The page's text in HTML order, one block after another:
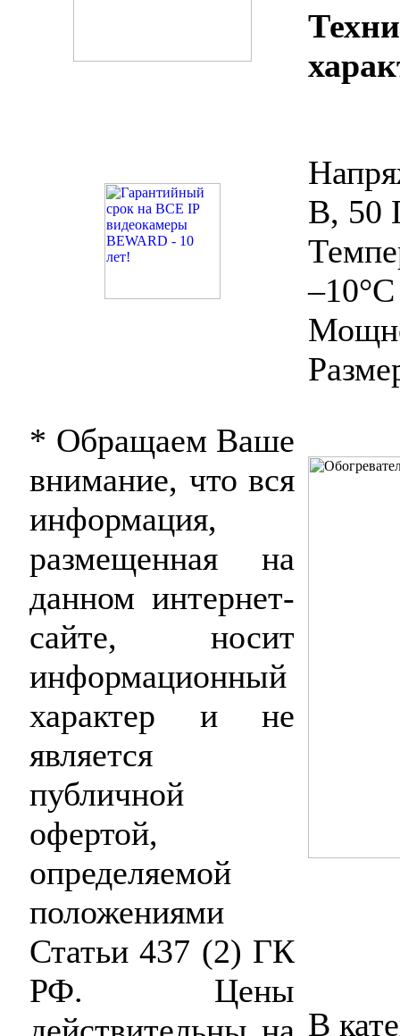
* Обращаем Ваше
внимание, что вся
информация,
размещенная на
данном интернет-
сайте, носит
информационный
характер и не
является
публичной
офертой,
определяемой
положениями
Статьи 437 (2) ГК
РФ. Цены
В, 50
–10°С
В